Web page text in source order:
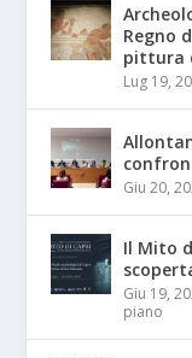
Regno
pittura
Lug 19,
Giu 20,
Il Mito
Giu 19,
piano